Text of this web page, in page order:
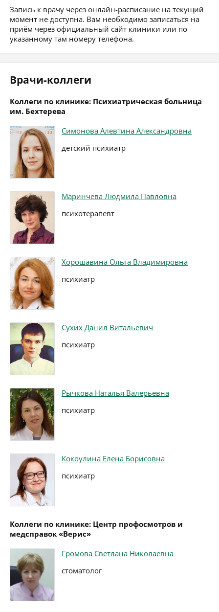
Запись к врачу через онлайн-расписание на текущий
момент не доступна. Вам необходимо записаться на
приём через официальный сайт клиники или по
указанному там номеру телефона.
Врачи-коллеги
Коллеги по клинике: Психиатрическая больница
им. Бехтерева
Симонова Алевтина Александровна
детский психиатр
Маринчева Людмила Павловна
психотерапевт
Хорошавина Ольга Владимировна
психиатр
Сухих Данил Витальевич
психиатр
Рычкова Наталья Валерьевна
психиатр
Кокоулина Елена Борисовна
психиатр
Коллеги по клинике: Центр профосмотров и
медсправок «Верис»
Громова Светлана Николаевна
стоматолог